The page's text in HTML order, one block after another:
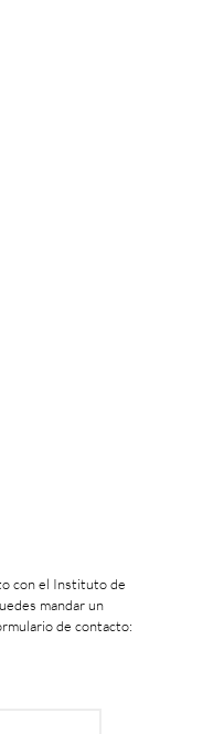
con el Instituto de
mandar un
de contacto: